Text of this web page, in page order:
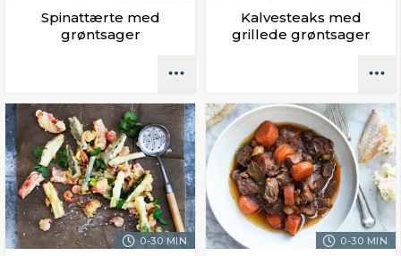
Spinattærte med
grøntsager
Kalvesteaks med
grillede grøntsager
0-30 MIN. 0-30 MIN.